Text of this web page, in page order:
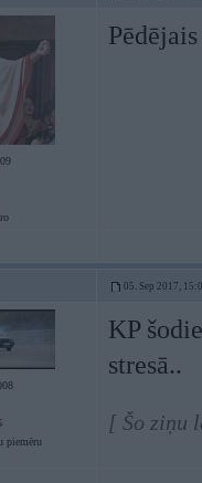
05. Sep 2017,
piemēru
KP
stresā..
[ Šo ziņu